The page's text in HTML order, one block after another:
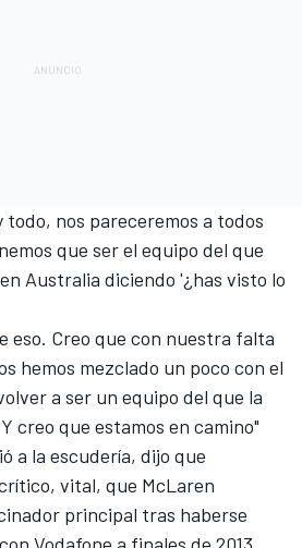
todo, nos pareceremos a todos
que ser el equipo del que
Australia diciendo '¿has visto lo
eso. Creo que con nuestra falta
hemos mezclado un poco con el
a ser un equipo del que la
creo que estamos en camino"
a la escudería, dijo que
vital, que McLaren
principal tras haberse